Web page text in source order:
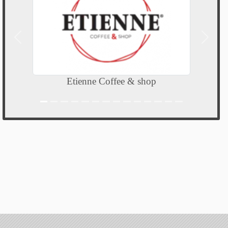
Etienne Coffee & shop